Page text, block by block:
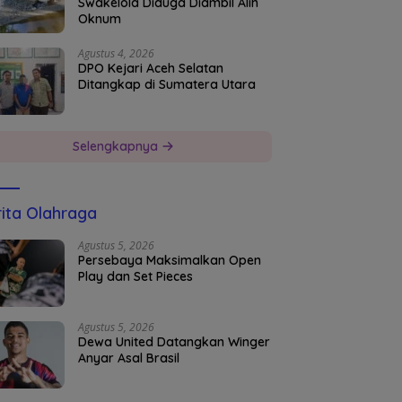
Oknum
Agustus 4, 2026
DPO Kejari Aceh Selatan
Ditangkap di Sumatera Utara
Selengkapnya
Olahraga
Agustus 5, 2026
Persebaya Maksimalkan Open
Play dan Set Pieces
Agustus 5, 2026
Dewa United Datangkan Winger
Anyar Asal Brasil